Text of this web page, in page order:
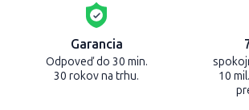
Garancia
Odpoveď do 30 min.
30 rokov na trhu.
10